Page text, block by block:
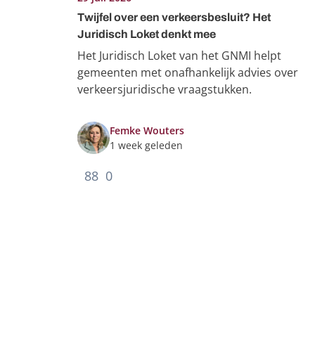
Twijfel over een verkeersbesluit? Het
Juridisch Loket denkt mee
Het Juridisch Loket van het GNMI helpt
gemeenten met onafhankelijk advies over
verkeersjuridische vraagstukken.
Femke Wouters
1 week geleden
88 0